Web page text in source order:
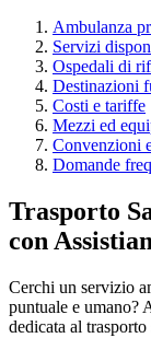
Ambulanza
Servizi
Ospedali di
Destinazioni
Costi e tariffe
Mezzi ed
Convenzioni
Domande
Trasporto
con
Cerchi un servizio
puntuale e umano?
dedicata al